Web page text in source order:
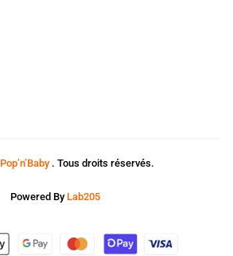
Pop’n’Baby. Tous droits réservés.
Powered By Lab205